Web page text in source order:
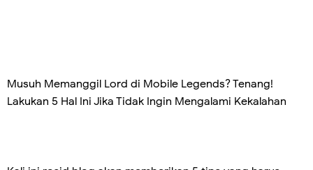
Musuh Memanggil Lord di Mobile Legends? Tenang!
Lakukan 5 Hal Ini Jika Tidak Ingin Mengalami Kekalahan